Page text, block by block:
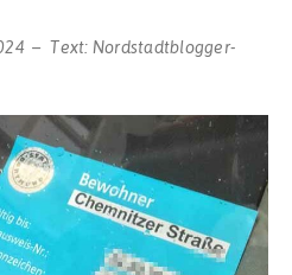
Text: Nordstadtblogger-